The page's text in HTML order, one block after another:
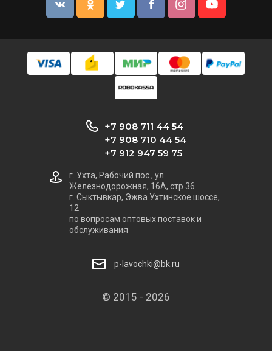
© 2015 - 2026
+7 908 711 44 54
+7 908 710 44 54
+7 912 947 59 75
г. Ухта, Рабочий пос., ул.
Железнодорожная, 16А, стр 36
г. Сыктывкар, Эжва Ухтинское шоссе,
12
по вопросам оптовых поставок и
обслуживания
p-lavochki@bk.ru